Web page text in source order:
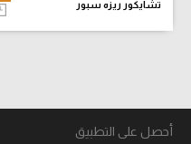
تشايكور ريزه سبور
أحصل على التطبيق